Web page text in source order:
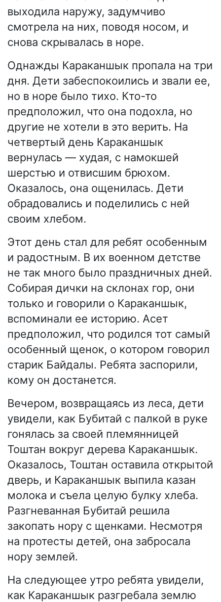
выходила наружу, задумчиво
смотрела на них, поводя носом, и
снова скрывалась в норе.
Однажды Караканшык пропала на три
дня. Дети забеспокоились и звали ее,
но в норе было тихо. Кто-то
предположил, что она подохла, но
другие не хотели в это верить. На
четвертый день Караканшык
вернулась — худая, с намокшей
шерстью и отвисшим брюхом.
Оказалось, она ощенилась. Дети
обрадовались и поделились с ней
своим хлебом.
Этот день стал для ребят особенным
и радостным. В их военном детстве
не так много было праздничных дней.
Собирая дички на склонах гор, они
только и говорили о Караканшык,
вспоминали ее историю. Асет
предположил, что родился тот самый
особенный щенок, о котором говорил
старик Байдалы. Ребята заспорили,
кому он достанется.
Вечером, возвращаясь из леса, дети
увидели, как Бубитай с палкой в руке
гонялась за своей племянницей
Тоштан вокруг дерева Караканшык.
Оказалось, Тоштан оставила открытой
дверь, и Караканшык выпила казан
молока и съела целую булку хлеба.
Разгневанная Бубитай решила
закопать нору с щенками. Несмотря
на протесты детей, она забросала
нору землей.
На следующее утро ребята увидели,
как Караканшык разгребала землю